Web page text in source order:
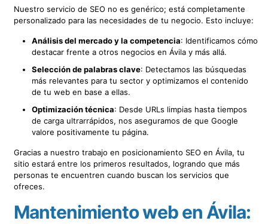
Nuestro servicio de SEO no es genérico; está completamente
personalizado para las necesidades de tu negocio. Esto incluye:
Análisis del mercado y la competencia: Identificamos cómo
destacar frente a otros negocios en Ávila y más allá.
Selección de palabras clave: Detectamos las búsquedas
más relevantes para tu sector y optimizamos el contenido
de tu web en base a ellas.
Optimización técnica: Desde URLs limpias hasta tiempos
de carga ultrarrápidos, nos aseguramos de que Google
valore positivamente tu página.
Gracias a nuestro trabajo en posicionamiento SEO en Ávila, tu
sitio estará entre los primeros resultados, logrando que más
personas te encuentren cuando buscan los servicios que
ofreces.
Mantenimiento web en Ávila: